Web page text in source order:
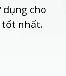
dụng cho
tốt nhất.